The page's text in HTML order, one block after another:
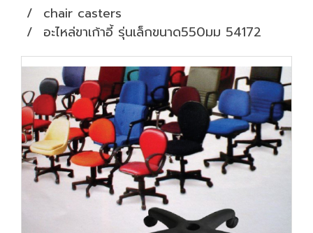
chair casters
อะไหล่ขาเก้าอี้ รุ่นเล็กขนาด550มม 54172